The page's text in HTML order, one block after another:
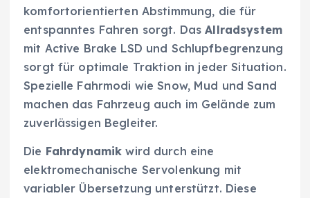
komfortorientierten Abstimmung, die für
entspanntes Fahren sorgt. DasAllradsystem
mit Active Brake LSD und Schlupfbegrenzung
sorgt für optimale Traktion in jeder Situation.
Spezielle Fahrmodi wie Snow, Mud und Sand
machen das Fahrzeug auch im Gelände zum
zuverlässigen Begleiter.
Die Fahrdynamik wird durch eine
elektromechanische Servolenkung mit
variabler Übersetzung unterstützt. Diese